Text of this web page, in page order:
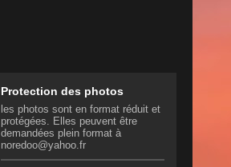
Protection des photos
les photos sont en format réduit et
protégées. Elles peuvent être
demandées plein format à
noredoo@yahoo.fr